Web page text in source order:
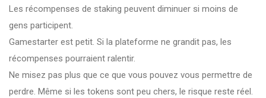
Les récompenses de staking peuvent diminuer si moins de
gens participent.
Gamestarter est petit. Si la plateforme ne grandit pas, les
récompenses pourraient ralentir.
Ne misez pas plus que ce que vous pouvez vous permettre de
perdre. Même si les tokens sont peu chers, le risque reste réel.